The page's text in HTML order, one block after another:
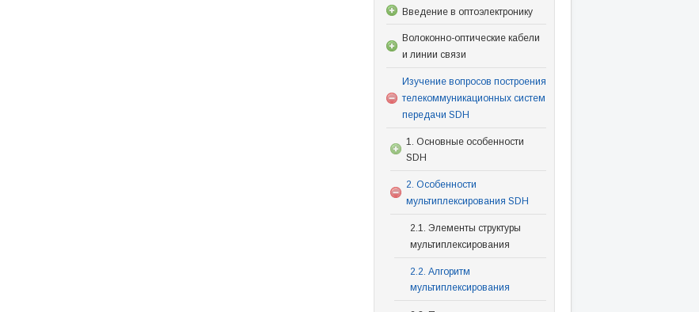
Введение в оптоэлектронику
Волоконно-оптические кабели
и линии связи
Изучение вопросов построения
телекоммуникационных систем
передачи SDH
1. Основные особенности
SDH
2. Особенности
мультиплексирования SDH
2.1. Элементы структуры
мультиплексирования
2.2. Алгоритм
мультиплексирования